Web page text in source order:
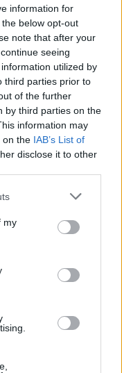
information for
below opt-out
note that after your
seeing
utilized by
third parties prior to
of the further
by third parties on the
information may
on the IAB’s List of
disclose it to other
or more Google
You may click to
third-party tags to
in below Google
my
και εν αγνοία των
αστυνομική
είχαν δηλωθεί με
και
Η υπόθεση
έκδοσης
στιγμής έχουν
συνεδρίες